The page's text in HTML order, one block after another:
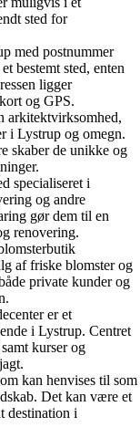
sted for
med postnummer
bestemt sted, enten
ligger
og GPS.
arkitektvirksomhed,
i Lystrup og omegn.
skaber de unikke og
specialiseret i
og andre
gør dem til en
renovering.
af friske blomster og
private kunder og
er et
i Lystrup. Centret
kurser og
kan henvises til som
Det kan være et
destination i